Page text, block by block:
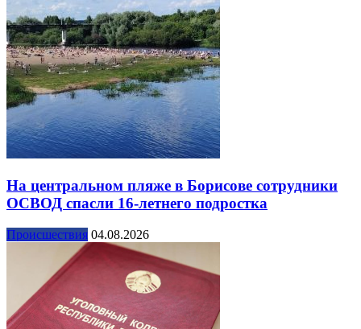
На центральном пляже в Борисове сотрудники
ОСВОД спасли 16-летнего подростка
Происшествия 04.08.2026